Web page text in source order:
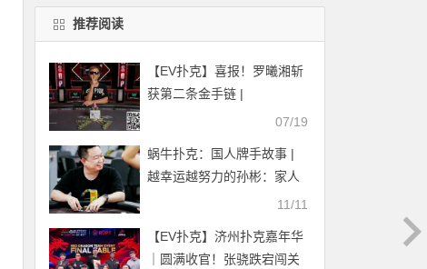
推荐阅读
【EV扑克】喜报！罗曦湘斩
获第二条金手链 |
07/19
蜗牛扑克：国人牌手故事 |
越幸运越努力的孙彬：家人
的支持和理解让我坚持下11/11
【EV扑克】济州扑克嘉年华
｜圆满收官！张骁跌宕闯关